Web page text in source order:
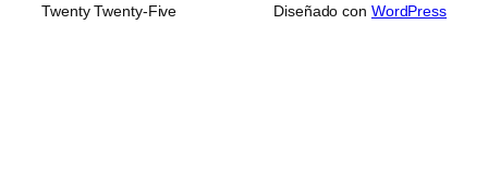
Twenty Twenty-Five Diseñado con WordPress